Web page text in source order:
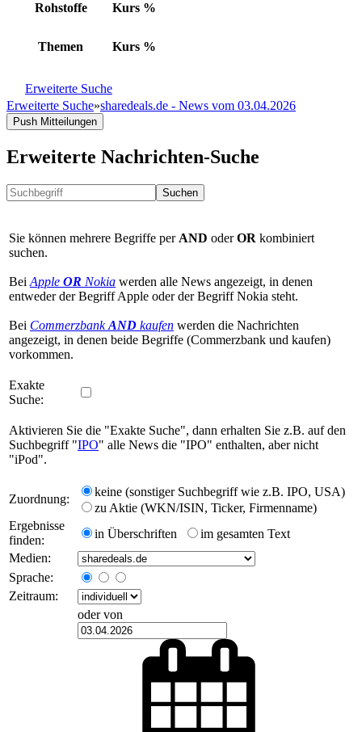
Rohstoffe Kurs %
Themen Kurs %
Erweiterte Suche
Erweiterte Suche»sharedeals.de - News vom 03.04.2026
Push Mitteilungen
Erweiterte Nachrichten-Suche
Suchen
Sie können mehrere Begriffe per AND oderOR kombiniert
suchen.
Bei Apple OR Nokia werden alle News angezeigt, in denen
entweder der Begriff Apple oder der Begriff Nokia steht.
Bei CommerzbankAND kaufen werden die Nachrichten
angezeigt, in denen beide Begriffe (Commerzbank und kaufen)
vorkommen.
Exakte
Suche:
Aktivieren Sie die "Exakte Suche", dann erhalten Sie z.B. auf den
Suchbegriff "IPO" alle News die "IPO" enthalten, aber nicht
"iPod".
Zuordnung:
keine (sonstiger Suchbegriff wie z.B. IPO, USA)
zu Aktie (WKN/ISIN, Ticker, Firmenname)
Ergebnisse
finden:
in Überschriften
im gesamten Text
Medien:
Sprache:
Zeitraum:
oder von